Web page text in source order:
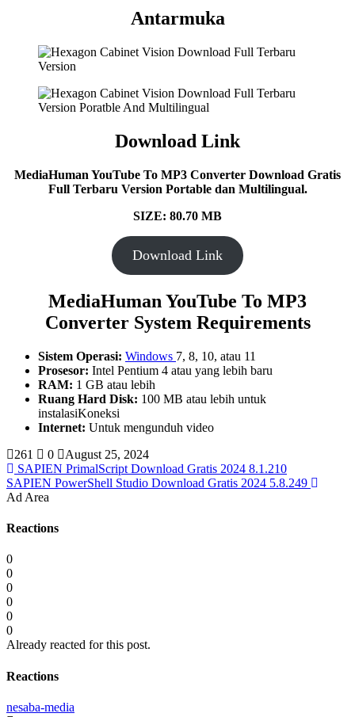
Antarmuka
Download Link
MediaHuman YouTube To MP3 Converter Download Gratis
Full Terbaru Version Portable dan Multilingual.
SIZE: 80.70 MB
Download Link
MediaHuman YouTube To MP3
Converter System Requirements
Sistem Operasi: Windows 7, 8, 10, atau 11
Prosesor: Intel Pentium 4 atau yang lebih baru
RAM: 1 GB atau lebih
Ruang Hard Disk: 100 MB atau lebih untuk
instalasiKoneksi
Internet: Untuk mengunduh video
261
0
August 25, 2024
SAPIEN PrimalScript Download Gratis 2024 8.1.210
SAPIEN PowerShell Studio Download Gratis 2024 5.8.249
Ad Area
Reactions
0
0
0
0
0
0
Already reacted for this post.
Reactions
nesaba-media